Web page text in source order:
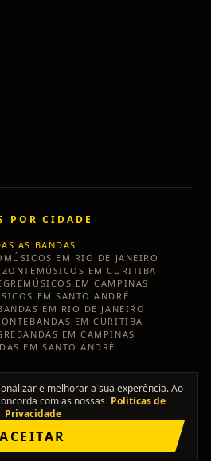
POR CIDADE
AS BANDAS
MÚSICOS EM RIO DE JANEIRO
MÚSICOS EMCURITIBA
MÚSICOS EMCAMPINAS
EMSANTO ANDRÉ
EM RIO DE JANEIRO
BANDAS EMCURITIBA
BANDAS EMCAMPINAS
EMSANTO ANDRÉ
e melhorar a sua experência. Ao
com as nossas Políticas de
Privacidade
ACEITAR